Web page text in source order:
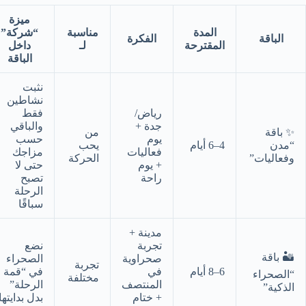
الباقة
المدة
المقترحة
الفكرة
مناسبة
لـ
ميزة
“شركة”
داخل
الباقة
✨ باقة
“مدن
وفعاليات”
4–6 أيام
رياض/
جدة +
يوم
فعاليات
+ يوم
راحة
من
يحب
الحركة
نثبت
نشاطين
فقط
والباقي
حسب
مزاجك
حتى لا
تصبح
الرحلة
سباقًا
🏜️ باقة
“الصحراء
الذكية”
6–8 أيام
مدينة +
تجربة
صحراوية
في
المنتصف
+ ختام
تجربة
مختلفة
نضع
الصحراء
في “قمة
الرحلة”
بدل